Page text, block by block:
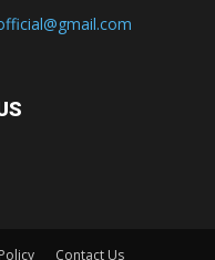
Contact Us